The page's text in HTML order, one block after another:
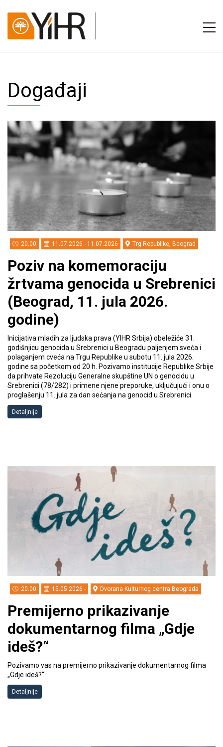
Događaji
20.00 11.07.2026 - 11.07.2026 Trg Republike, Beograd
Poziv na komemoraciju
žrtvama genocida u Srebrenici
(Beograd, 11. jula 2026.
godine)
Inicijativa mladih za ljudska prava (YIHR Srbija) obeležiće 31.
godišnjicu genocida u Srebrenici u Beogradu paljenjem sveća i
polaganjem cveća na Trgu Republike u subotu 11. jula 2026.
godine sa početkom od 20 h. Pozivamo institucije Republike Srbije
da prihvate Rezoluciju Generalne skupštine UN o genocidu u
Srebrenici (78/282) i primene njene preporuke, uključujući i onu o
proglašenju 11. jula za dan sećanja na genocid u Srebrenici.
Detaljnije
20.00 15.05.2026 - Dvorana Kulturnog centra Beograda
Premijerno prikazivanje
dokumentarnog filma „Gdje
ideš?“
Pozivamo vas na premijerno prikazivanje dokumentarnog filma
„Gdje ideš?“
Detaljnije